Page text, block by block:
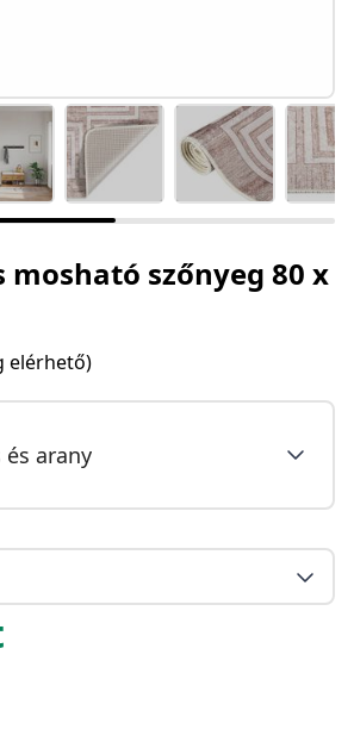
mosható szőnyeg 80 x
elérhető)
és arany